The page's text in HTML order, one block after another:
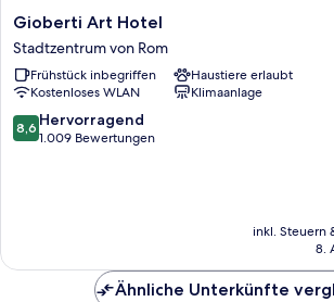
Gioberti
Art
Hotel
Stadtzentrum
von
Rom
Gioberti Art Hotel
Stadtzentrum von Rom
Frühstück inbegriffen
Haustiere erlaubt
Kostenloses WLAN
Klimaanlage
8.6
von
8,6 Hervorragend
1.009 Bewertungen
inkl. Steuern
8.
Ähnliche Unterkünfte